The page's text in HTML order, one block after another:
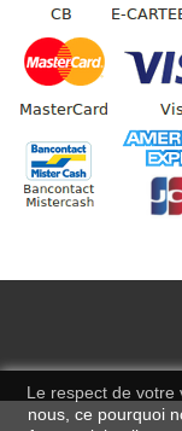
Le respect de votre
nous, ce pourquoi